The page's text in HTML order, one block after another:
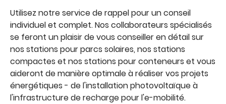
Utilisez notre service de rappel pour un conseil
individuel et complet. Nos collaborateurs spécialisés
se feront un plaisir de vous conseiller en détail sur
nos stations pour parcs solaires, nos stations
compactes et nos stations pour conteneurs et vous
aideront de manière optimale à réaliser vos projets
énergétiques - de l'installation photovoltaïque à
l'infrastructure de recharge pour l'e-mobilité.